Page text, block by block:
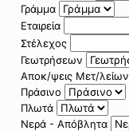
Γράμμα
Εταιρεία
Στέλεχος
Γεωτρήσεων
Αποκ/ψεις Μετ/λείων
Πράσινο
Πλωτά
Νερά - Απόβλητα